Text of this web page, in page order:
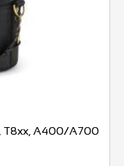
T8xx, A400/A700